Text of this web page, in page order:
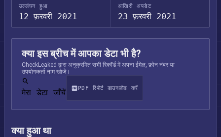
उल्लंघन हुआ
12 फ़रवरी 2021
आखिरी अपडेट
23 फ़रवरी 2021
क्या इस ब्रीच में आपका डेटा भी है?
CheckLeaked द्वारा अनुक्रमित सभी रिकॉर्ड में अपना ईमेल, फ़ोन नंबर या
उपयोगकर्ता नाम खोजें।
मेरा डेटा जाँचें PDF रिपोर्ट डाउनलोड करें
क्या हुआ था